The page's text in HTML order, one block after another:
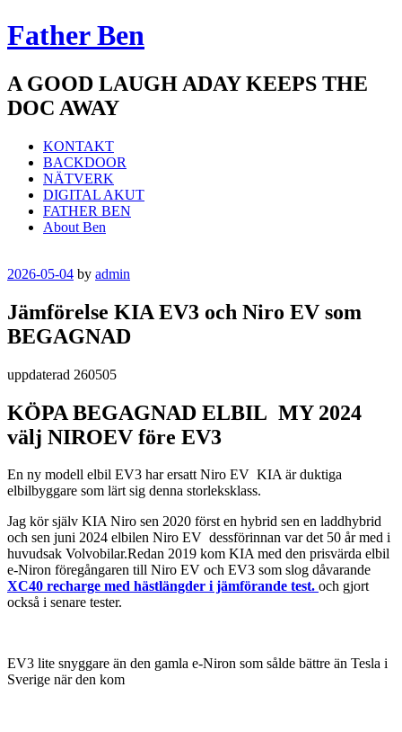
Father Ben
A GOOD LAUGH ADAY KEEPS THE
DOC AWAY
Meny
Hoppa
innehåll
KONTAKT
BACKDOOR
NÄTVERK
DIGITAL AKUT
FATHER BEN
About Ben
2026-05-04 by admin
Jämförelse KIA EV3 och Niro EV som
BEGAGNAD
uppdaterad 260505
KÖPA BEGAGNAD ELBIL MY 2024
välj NIROEV före EV3
En ny modell elbil EV3 har ersatt Niro EV KIA är duktiga
elbilbyggare som lärt sig denna storleksklass.
Jag kör själv KIA Niro sen 2020 först en hybrid sen en laddhybrid
och sen juni 2024 elbilen Niro EV dessförinnan var det 50 år med i
huvudsak Volvobilar.Redan 2019 kom KIA med den prisvärda elbil
e-Niron föregångaren till Niro EV och EV3 som slog dåvarande
XC40 recharge med hästlängder i jämförande test. och gjort
också i senare tester.
EV3 lite snyggare än den gamla e-Niron som sålde bättre än Tesla i
Sverige när den kom